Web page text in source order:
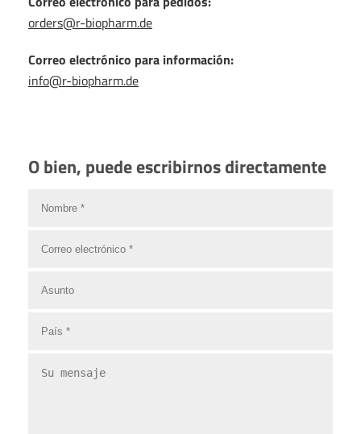
orders@r-biopharm.de
Correo electrónico para información:
info@r-biopharm.de
O bien, puede escribirnos directamente